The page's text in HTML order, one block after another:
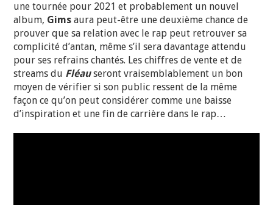
une tournée pour 2021 et probablement un nouvel
album, Gims aura peut-être une deuxième chance de
prouver que sa relation avec le rap peut retrouver sa
complicité d’antan, même s’il sera davantage attendu
pour ses refrains chantés. Les chiffres de vente et de
streams du Fléauseront vraisemblablement un bon
moyen de vérifier si son public ressent de la même
façon ce qu’on peut considérer comme une baisse
d’inspiration et une fin de carrière dans le rap…